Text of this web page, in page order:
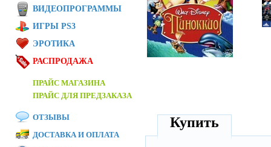
Купить
ВИДЕОПРОГРАММЫ
ИГРЫ PS3
ЭРОТИКА
РАСПРОДАЖА
ПРАЙС МАГАЗИНА
ПРАЙС ДЛЯ ПРЕДЗАКАЗА
ОТЗЫВЫ
ДОСТАВКА И ОПЛАТА